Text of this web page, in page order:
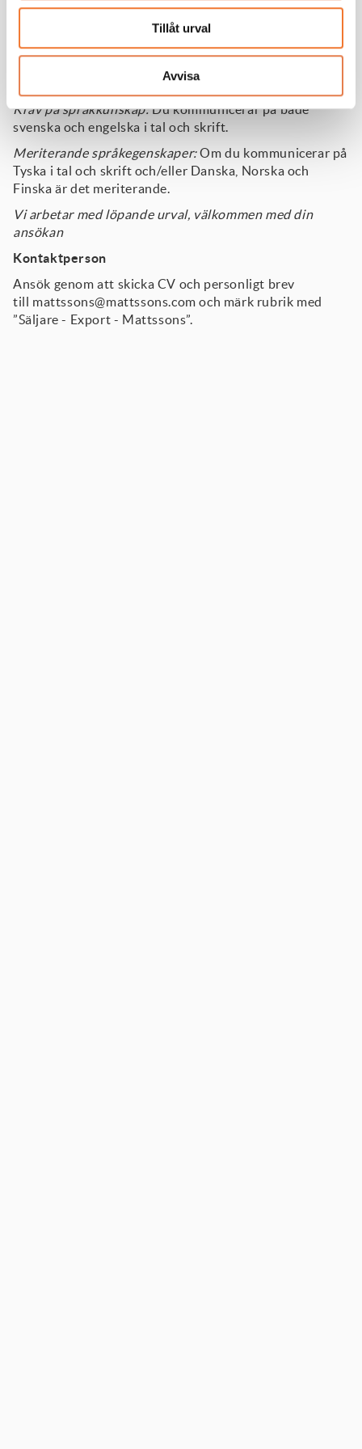
Tillåt urval
Avvisa
lösningsorienterad och engagerande miljö. Vårt
affärssätt har digitaliserats, därför behöver du vara
till utlandet som inkluderar flera övernattningar.
Krav på språkkunskap:Du kommunicerar på både
svenska och engelska i tal och skrift.
Meriterande språkegenskaper:Om du kommunicerar på
Tyska i tal och skrift och/eller Danska, Norska och
Finska är det meriterande.
Vi arbetar med löpande urval, välkommen med din
ansökan
Kontaktperson
Ansök genom att skicka CV och personligt brev
till mattssons@mattssons.comoch märk rubrik med
”Säljare - Export - Mattssons”.